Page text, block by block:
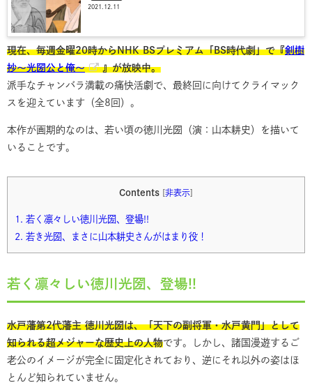
2021.12.11
現在、毎週金曜20時からNHK BSプレミアム「BS時代劇」で『剣樹
抄〜光圀公と俺〜
』が放映中。
派手なチャンバラ満載の痛快活劇で、最終回に向けてクライマック
スを迎えています（全8回）。
本作が画期的なのは、若い頃の徳川光圀（演：山本耕史）を描いて
いることです。
Contents [非表示]
1. 若く凛々しい徳川光圀、登場!!
2. 若き光圀、まさに山本耕史さんがはまり役！
若く凛々しい徳川光圀、登場!!
水戸藩第2代藩主 徳川光圀は、「天下の副将軍・水戸黄門」として
知られる超メジャーな歴史上の人物です。しかし、諸国漫遊するご
老公のイメージが完全に固定化されており、逆にそれ以外の姿はほ
とんど知られていません。